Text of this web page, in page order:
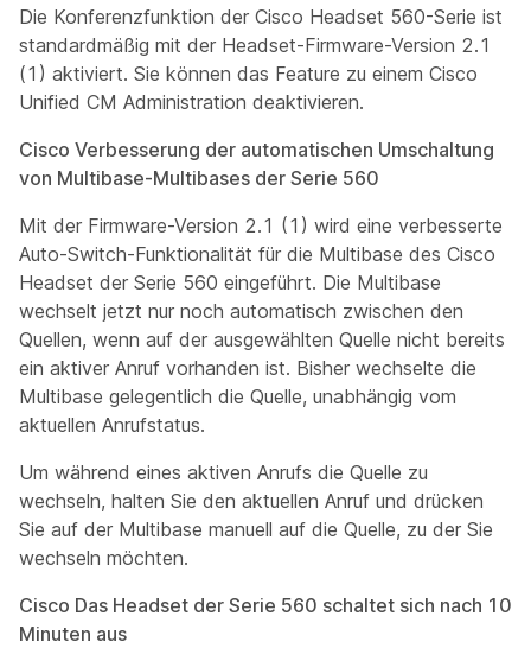
Die Konferenzfunktion der Cisco Headset 560-Serie ist
standardmäßig mit der Headset-Firmware-Version 2.1
(1) aktiviert. Sie können das Feature zu einem Cisco
Unified CM Administration deaktivieren.
Cisco Verbesserung der automatischen Umschaltung
von Multibase-Multibases der Serie 560
Mit der Firmware-Version 2.1 (1) wird eine verbesserte
Auto-Switch-Funktionalität für die Multibase des Cisco
Headset der Serie 560 eingeführt. Die Multibase
wechselt jetzt nur noch automatisch zwischen den
Quellen, wenn auf der ausgewählten Quelle nicht bereits
ein aktiver Anruf vorhanden ist. Bisher wechselte die
Multibase gelegentlich die Quelle, unabhängig vom
aktuellen Anrufstatus.
Um während eines aktiven Anrufs die Quelle zu
wechseln, halten Sie den aktuellen Anruf und drücken
Sie auf der Multibase manuell auf die Quelle, zu der Sie
wechseln möchten.
Cisco Das Headset der Serie 560 schaltet sich nach 10
Minuten aus